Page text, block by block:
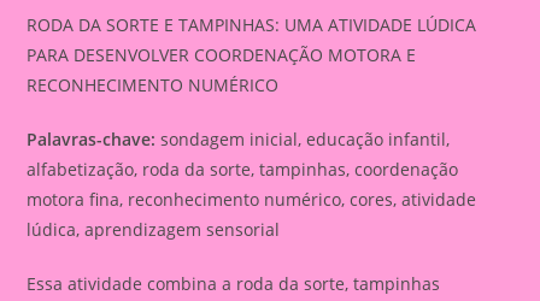
RODA DA SORTE E TAMPINHAS: UMA ATIVIDADE LÚDICA
PARA DESENVOLVER COORDENAÇÃO MOTORA E
RECONHECIMENTO NUMÉRICO
Palavras-chave: sondagem inicial, educação infantil,
alfabetização, roda da sorte, tampinhas, coordenação
motora fina, reconhecimento numérico, cores, atividade
lúdica, aprendizagem sensorial
Essa atividade combina a roda da sorte, tampinhas